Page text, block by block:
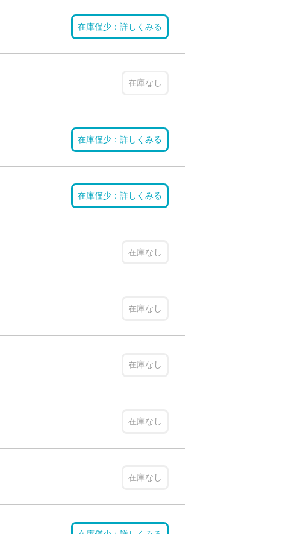
在庫僅少：詳しくみる
在庫なし
在庫僅少：詳しくみる
在庫僅少：詳しくみる
在庫なし
在庫なし
在庫なし
在庫なし
在庫なし